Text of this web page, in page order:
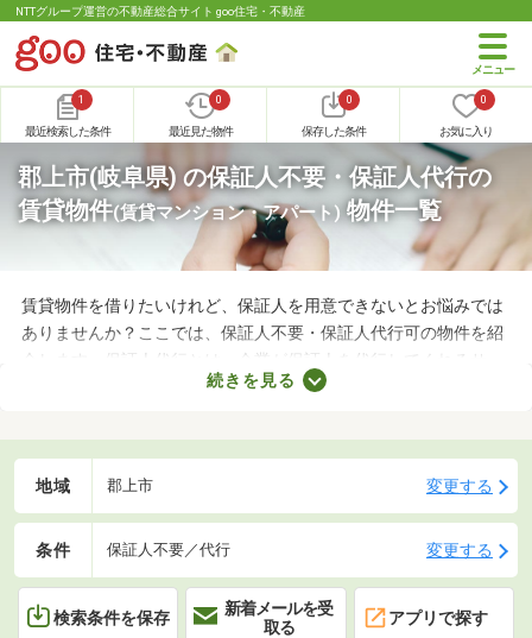
NTTグループ運営の不動産総合サイト goo住宅・不動産
1
最近検索した条件
0
最近見た物件
0
保存した条件
0
お気に入り
郡上市(岐阜県) の保証人不要・保証人代行の
賃貸物件(賃貸マンション・アパート) 物件一覧
賃貸物件を借りたいけれど、保証人を用意できないとお悩みでは
ありませんか？ここでは、保証人不要・保証人代行可の物件を紹
介します。保証人代行とは、企業が保証人を代行してくれるサー
ビスです。保証人を用意できなくてもお部屋を借りられるので、
た生活を送りましょう。
続きを見る
地域 郡上市 変更する
条件 保証人不要／代行 変更する
検索条件を保存
新着メールを受
取る
アプリで探す